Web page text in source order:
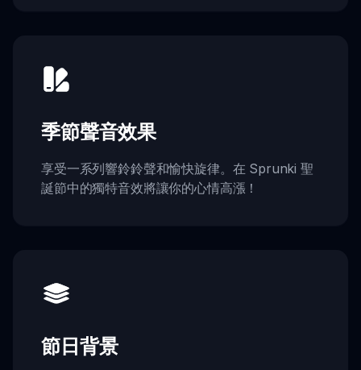
季節聲音效果
享受一系列響鈴鈴聲和愉快旋律。在 Sprunki 聖
誕節中的獨特音效將讓你的心情高漲！
節日背景